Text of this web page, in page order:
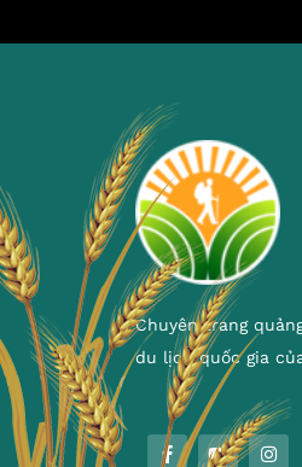
Chuyên trang
du lịch quốc gia